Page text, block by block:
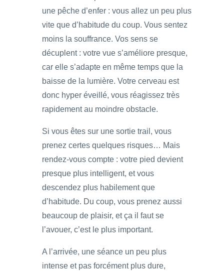
une pêche d’enfer : vous allez un peu plus
vite que d’habitude du coup. Vous sentez
moins la souffrance. Vos sens se
décuplent : votre vue s’améliore presque,
car elle s’adapte en même temps que la
baisse de la lumière. Votre cerveau est
donc hyper éveillé, vous réagissez très
rapidement au moindre obstacle.
Si vous êtes sur une sortie trail, vous
prenez certes quelques risques… Mais
rendez-vous compte : votre pied devient
presque plus intelligent, et vous
descendez plus habilement que
d’habitude. Du coup, vous prenez aussi
beaucoup de plaisir, et ça il faut se
l’avouer, c’est le plus important.
A l’arrivée, une séance un peu plus
intense et pas forcément plus dure,